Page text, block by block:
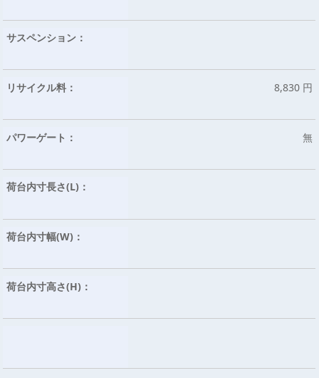
サスペンション：
リサイクル料： 8,830 円
パワーゲート： 無
荷台内寸長さ(L)：
荷台内寸幅(W)：
荷台内寸高さ(H)：